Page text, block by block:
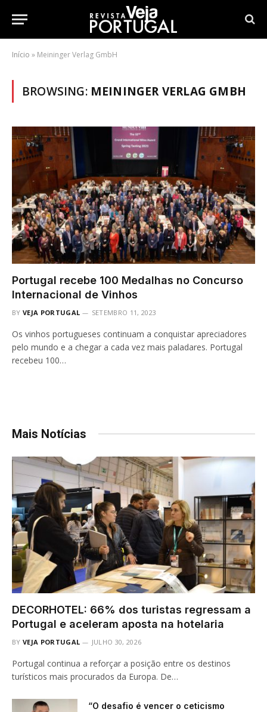
Início » Meininger Verlag GmbH
BROWSING: MEININGER VERLAG GMBH
Portugal recebe 100 Medalhas no Concurso
Internacional de Vinhos
BY VEJA PORTUGAL SETEMBRO 11, 2023
Os vinhos portugueses continuam a conquistar apreciadores
pelo mundo e a chegar a cada vez mais paladares. Portugal
recebeu 100…
Mais Notícias
DECORHOTEL: 66% dos turistas regressam a
Portugal e aceleram aposta na hotelaria
BY VEJA PORTUGAL JULHO 30, 2026
Portugal continua a reforçar a posição entre os destinos
turísticos mais procurados da Europa. De…
“O desafio é vencer o ceticismo